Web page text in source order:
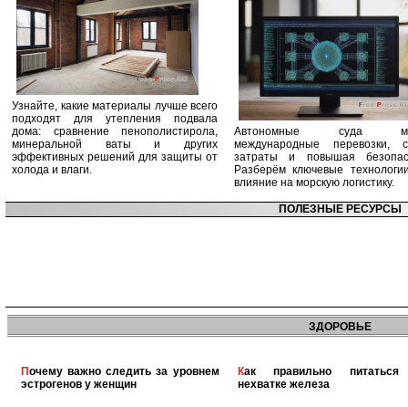
Узнайте, какие материалы лучше всего
подходят для утепления подвала
дома: сравнение пенополистирола,
минеральной ваты и других
эффективных решений для защиты от
холода и влаги.
Автономные суда
международные перевозки,
затраты и повышая
Разберём ключевые
влияние на морскую логистику.
ПОЛЕЗНЫЕ РЕСУРСЫ
ЗДОРОВЬЕ
Почему важно следить за уровнем
эстрогенов у женщин
Как правильно питаться при
нехватке железа